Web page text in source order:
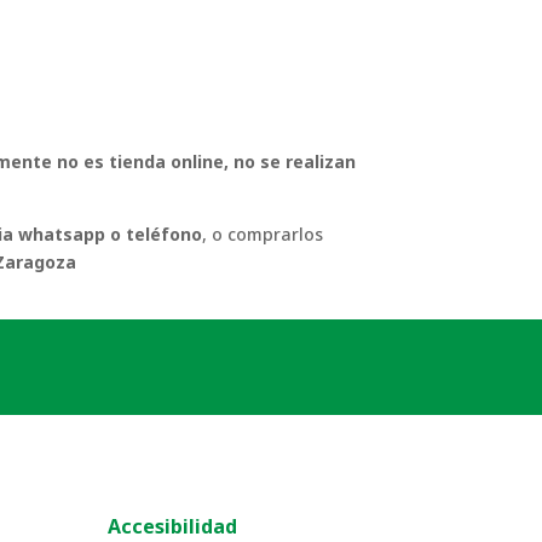
no es tienda online, no se realizan
whatsapp o teléfono, o comprarlos
Accesibilidad